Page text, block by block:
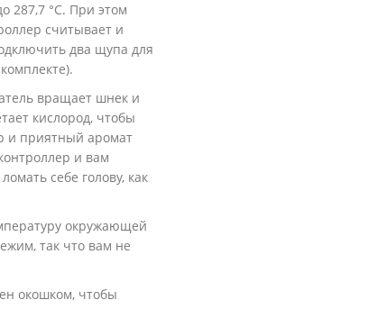
287,7 °C. При этом
считывает и
два щупа для
вращает шнек и
кислород, чтобы
и приятный аромат
и вам
себе голову, как
окружающей
так что вам не
окошком, чтобы